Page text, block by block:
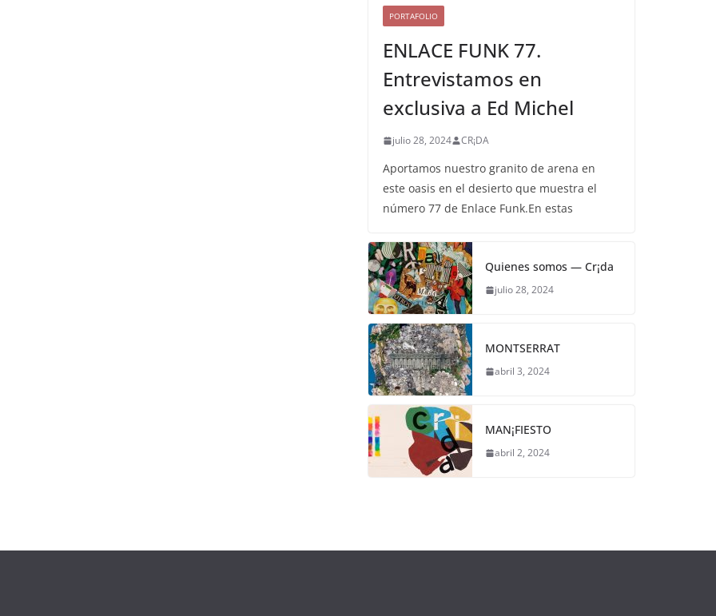
PORTAFOLIO
ENLACE FUNK 77.
Entrevistamos en
exclusiva a Ed Michel
julio 28, 2024 CR¡DA
Aportamos nuestro granito de arena en
este oasis en el desierto que muestra el
número 77 de Enlace Funk.En estas
Quienes somos — Cr¡da
julio 28, 2024
MONTSERRAT
abril 3, 2024
MAN¡FIESTO
abril 2, 2024